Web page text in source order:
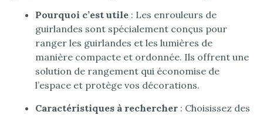
Pourquoi c’est utile : Les enrouleurs de
guirlandes sont spécialement conçus pour
ranger les guirlandes et les lumières de
manière compacte et ordonnée. Ils offrent une
solution de rangement qui économise de
l’espace et protège vos décorations.
Caractéristiques à rechercher : Choisissez des